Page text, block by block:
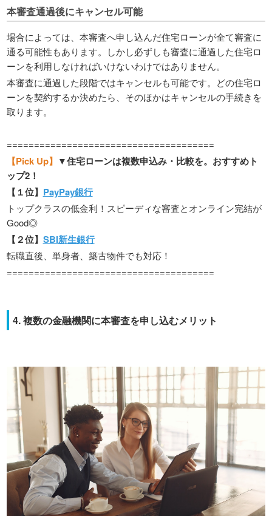
本審査通過後にキャンセル可能
場合によっては、本審査へ申し込んだ住宅ローンが全て審査に
通る可能性もあります。しかし必ずしも審査に通過した住宅ロ
ーンを利用しなければいけないわけではありません。
本審査に通過した段階ではキャンセルも可能です。どの住宅ロ
ーンを契約するか決めたら、そのほかはキャンセルの手続きを
取ります。
======================================
【Pick Up】 ▼住宅ローンは複数申込み・比較を。おすすめト
ップ2！
【１位】 PayPay銀行
トップクラスの低金利！スピーディな審査とオンライン完結が
Good◎
【２位】 SBI新生銀行
転職直後、単身者、築古物件でも対応！
======================================
4. 複数の金融機関に本審査を申し込むメリット